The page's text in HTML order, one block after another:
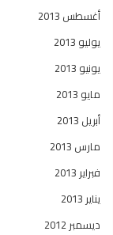
أغسطس 2013
يوليو 2013
يونيو 2013
مايو 2013
أبريل 2013
مارس 2013
فبراير 2013
يناير 2013
ديسمبر 2012